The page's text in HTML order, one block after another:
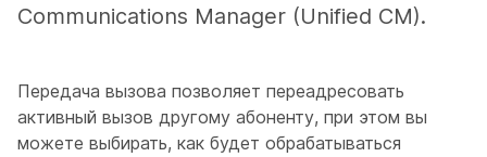
Communications Manager (Unified CM).
Передача вызова позволяет переадресовать
активный вызов другому абоненту, при этом вы
можете выбирать, как будет обрабатываться